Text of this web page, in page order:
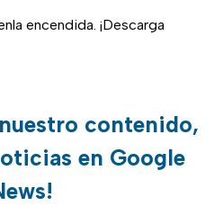
encendida. ¡Descarga
contenido,
en Google